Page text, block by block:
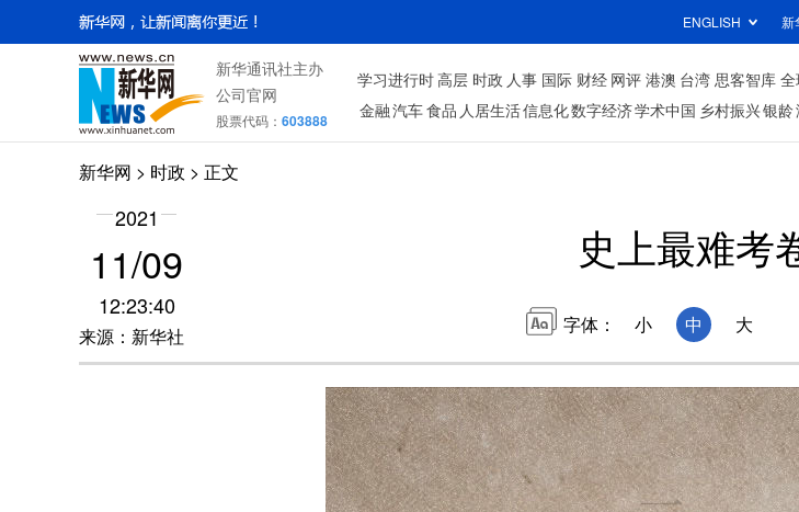
ENGLISH 新
新华通讯社主办
公司官网
股票代码： 603888
学习进行时高层 时政 人事 国际 财经 网评 港澳 台湾 思客智库
金融汽车食品 人居生活信息化数字经济学术中国 乡村振兴银龄
新华网 > 时政 > 正文
2021
11/09
12:23:40
来源：新华社
史上最难考
字体： 小 中 大